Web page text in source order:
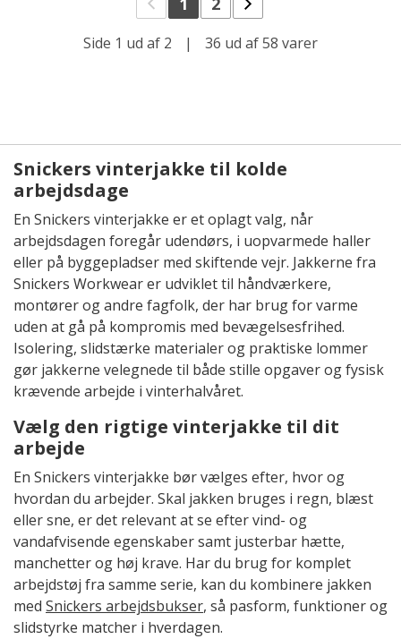
Side 1 ud af 2 | 36 ud af 58 varer
Snickers vinterjakke til kolde
arbejdsdage
En Snickers vinterjakke er et oplagt valg, når
arbejdsdagen foregår udendørs, i uopvarmede haller
eller på byggepladser med skiftende vejr. Jakkerne fra
Snickers Workwear er udviklet til håndværkere,
montører og andre fagfolk, der har brug for varme
uden at gå på kompromis med bevægelsesfrihed.
Isolering, slidstærke materialer og praktiske lommer
gør jakkerne velegnede til både stille opgaver og fysisk
krævende arbejde i vinterhalvåret.
Vælg den rigtige vinterjakke til dit
arbejde
En Snickers vinterjakke bør vælges efter, hvor og
hvordan du arbejder. Skal jakken bruges i regn, blæst
eller sne, er det relevant at se efter vind- og
vandafvisende egenskaber samt justerbar hætte,
manchetter og høj krave. Har du brug for komplet
arbejdstøj fra samme serie, kan du kombinere jakken
med Snickers arbejdsbukser, så pasform, funktioner og
slidstyrke matcher i hverdagen.